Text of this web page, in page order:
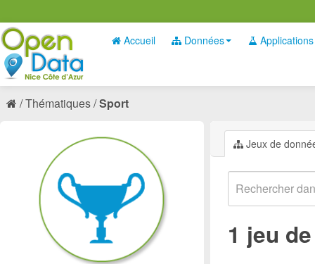
Accueil Données Applications
Thématiques Sport
Jeux de
1 jeu